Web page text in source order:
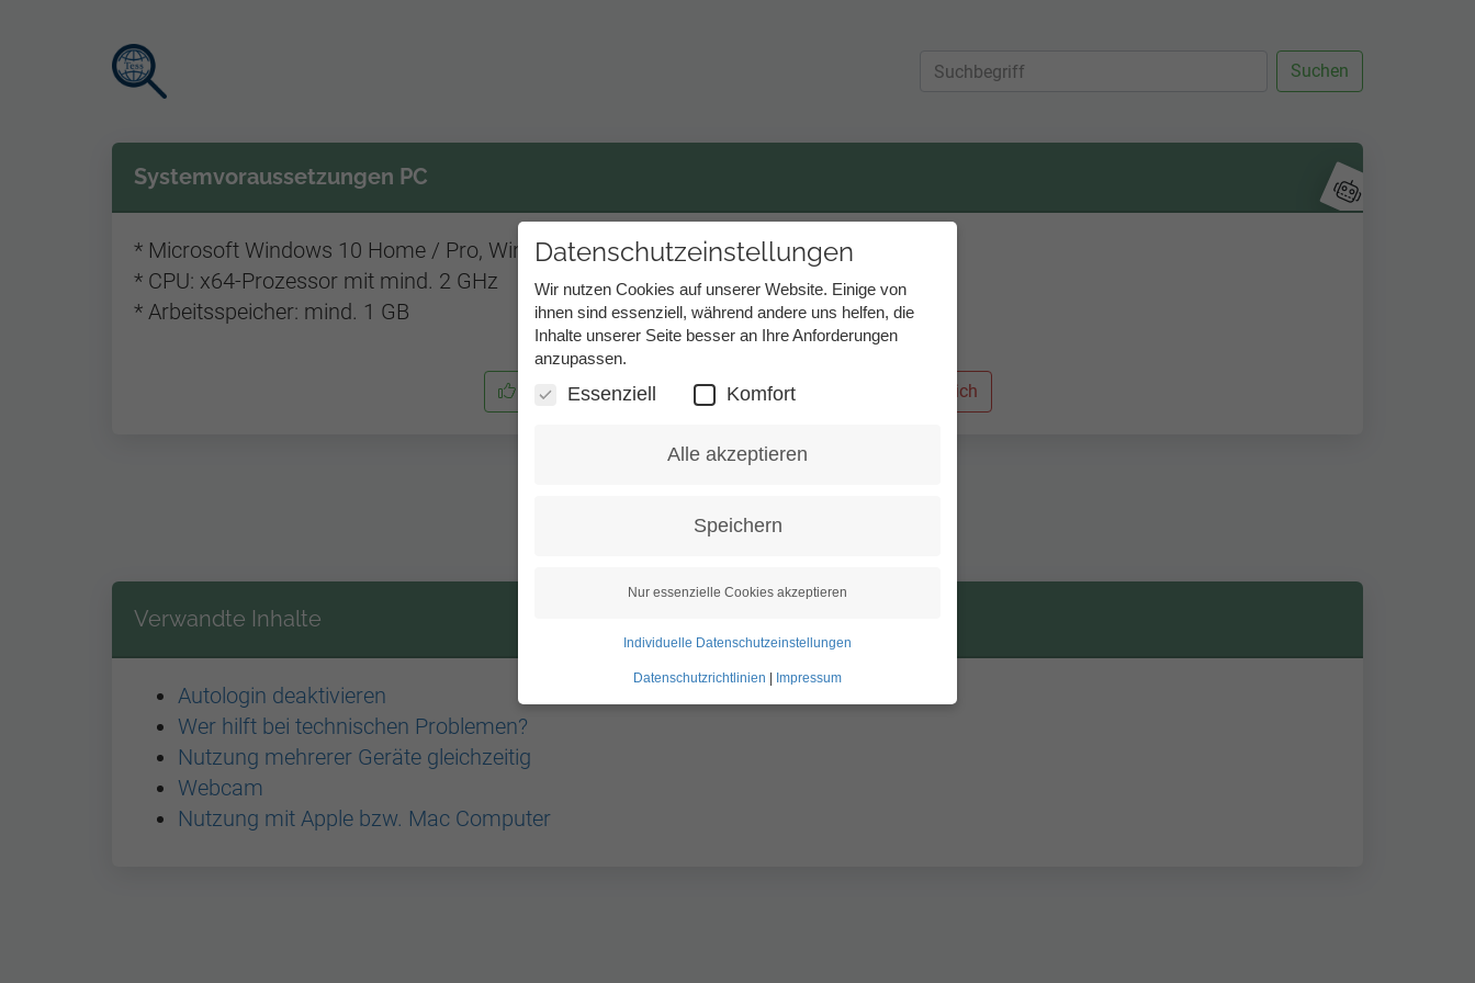
Suchen
Systemvoraussetzungen PC
* Microsoft Windows 10 Home / Pro, Windows 11
* CPU: x64-Prozessor mit mind. 2 GHz
* Arbeitsspeicher: mind. 1 GB
Dieser Eintrag war hilfreich für mich Nicht hilfreich
Verwandte Inhalte
Autologin deaktivieren
Wer hilft bei technischen Problemen?
Nutzung mehrerer Geräte gleichzeitig
Webcam
Nutzung mit Apple bzw. Mac Computer
Datenschutzeinstellungen
Wir nutzen Cookies auf unserer Website. Einige von
ihnen sind essenziell, während andere uns helfen, die
Inhalte unserer Seite besser an Ihre Anforderungen
anzupassen.
Essenziell Komfort
Alle akzeptieren
Speichern
Nur essenzielle Cookies akzeptieren
Individuelle Datenschutzeinstellungen
Datenschutzrichtlinien | Impressum